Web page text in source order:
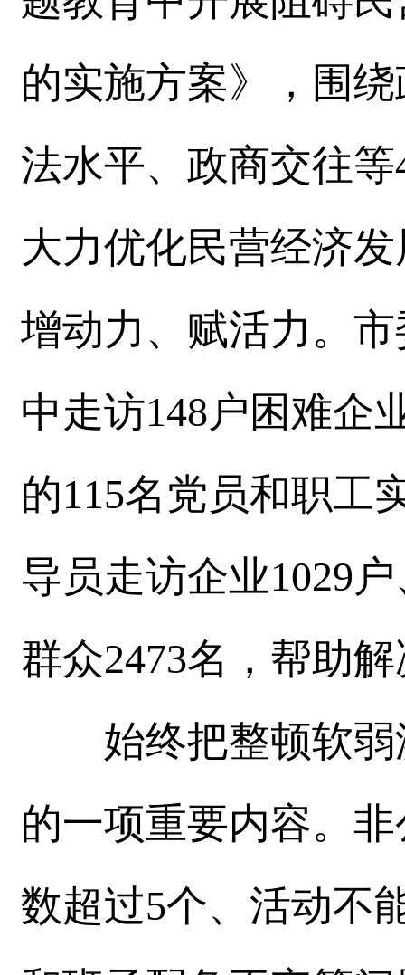
的实施方案》，围
法水平、政商交往
大力优化民营经济
增动力、赋活力。
中走访148户困难企
的115名党员和职工
导员走访企业1029
群众2473名，帮助
始终把整顿软弱
的一项重要内容。
数超过5个、活动不